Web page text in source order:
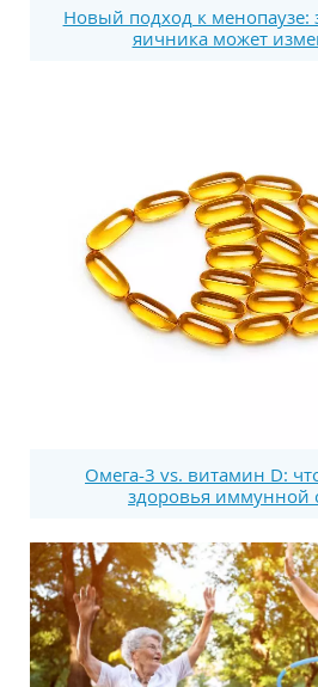
Новый подход к менопаузе:
яичника может
Омега-3 vs. витамин D:
здоровья иммунной